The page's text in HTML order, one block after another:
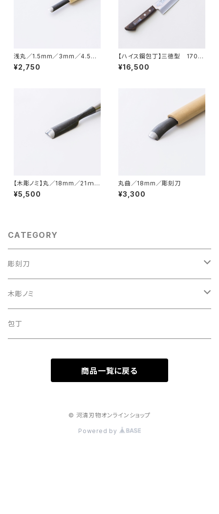
浅丸／1.5mm／3mm／4.5m
m／6mm／7.5mm／9mm／1
0.5mm／12mm／15mm／彫
¥2,750
【ハイス鋼包丁】三徳型 170m
m
¥16,500
【木彫ノミ】丸／18mm／21ｍ
ｍ
¥5,500
丸曲／18mm／彫刻刀
¥3,300
CATEGORY
彫刻刀
彫刻刀セット
定額制研ぎ直し
木彫ノミ
木彫のみセット
包丁
商品一覧に戻る
© 河清刃物オンラインショップ
Powered by